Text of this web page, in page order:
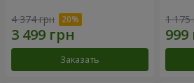
4 374 грн
Заказать
1 175